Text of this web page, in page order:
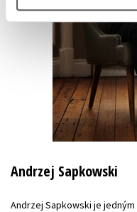
Andrzej Sapkowski
Andrzej Sapkowski je